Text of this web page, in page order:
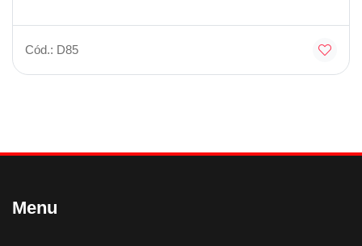
Cód.: D85
Menu